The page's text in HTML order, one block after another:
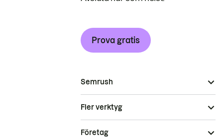
Prova gratis
Semrush
Fler verktyg
Företag